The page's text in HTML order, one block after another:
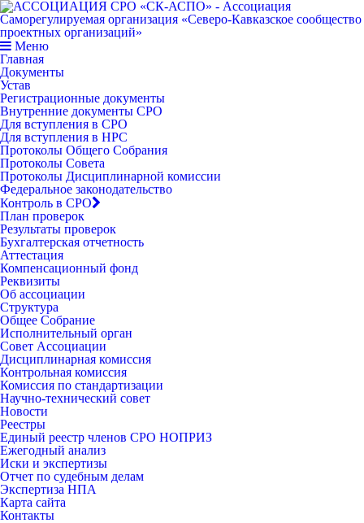
Меню
Главная
Документы
Устав
Регистрационные документы
Внутренние документы СРО
Для вступления в СРО
Для вступления в НРС
Протоколы Общего Собрания
Протоколы Совета
Протоколы Дисциплинарной комиссии
Федеральное законодательство
Контроль в СРО
План проверок
Результаты проверок
Бухгалтерская отчетность
Аттестация
Компенсационный фонд
Реквизиты
Об ассоциации
Структура
Общее Собрание
Исполнительный орган
Совет Ассоциации
Дисциплинарная комиссия
Контрольная комиссия
Комиссия по стандартизации
Научно-технический совет
Новости
Реестры
Единый реестр членов СРО НОПРИЗ
Ежегодный анализ
Иски и экспертизы
Отчет по судебным делам
Экспертиза НПА
Карта сайта
Контакты